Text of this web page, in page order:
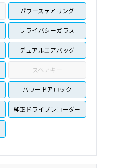
パワーステアリング
プライバシーガラス
デュアルエアバッグ
スペアキー
パワードアロック
純正ドライブレコーダー